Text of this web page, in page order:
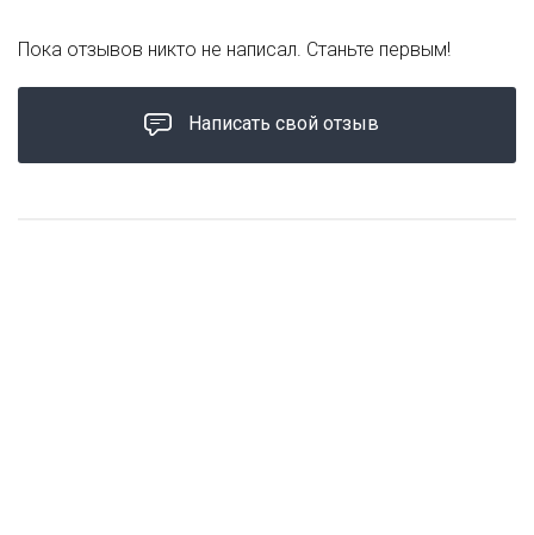
Написать свой отзыв
Пока отзывов никто не написал. Станьте первым!